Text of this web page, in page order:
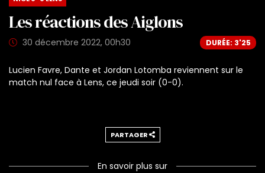
Les réactions des Aiglons
30 décembre 2022, 00h30 DURÉE: 3'25
Lucien Favre, Dante et Jordan Lotomba reviennent sur le
match nul face à Lens, ce jeudi soir (0-0).
PARTAGER
En savoir plus sur